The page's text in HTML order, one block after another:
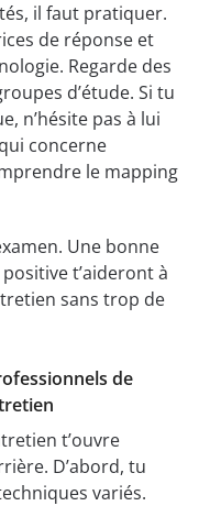
il faut pratiquer.
de réponse et
Regarde des
d’étude. Si tu
n’hésite pas à lui
concerne
le mapping
Une bonne
t’aideront à
sans trop de
de
t’ouvre
D’abord, tu
variés.